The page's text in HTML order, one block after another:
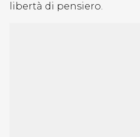
libertà di pensiero.